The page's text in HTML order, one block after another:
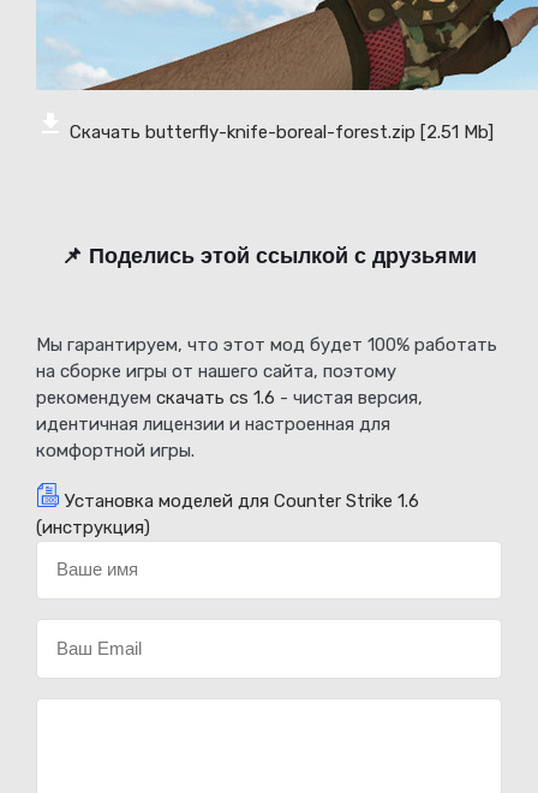
Скачать butterfly-knife-boreal-forest.zip [2.51 Mb]
📌 Поделись этой ссылкой с друзьями
Мы гарантируем, что этот мод будет 100% работать
на сборке игры от нашего сайта, поэтому
рекомендуем скачать cs 1.6 - чистая версия,
идентичная лицензии и настроенная для
комфортной игры.
Установка моделей для Counter Strike 1.6
(инструкция)